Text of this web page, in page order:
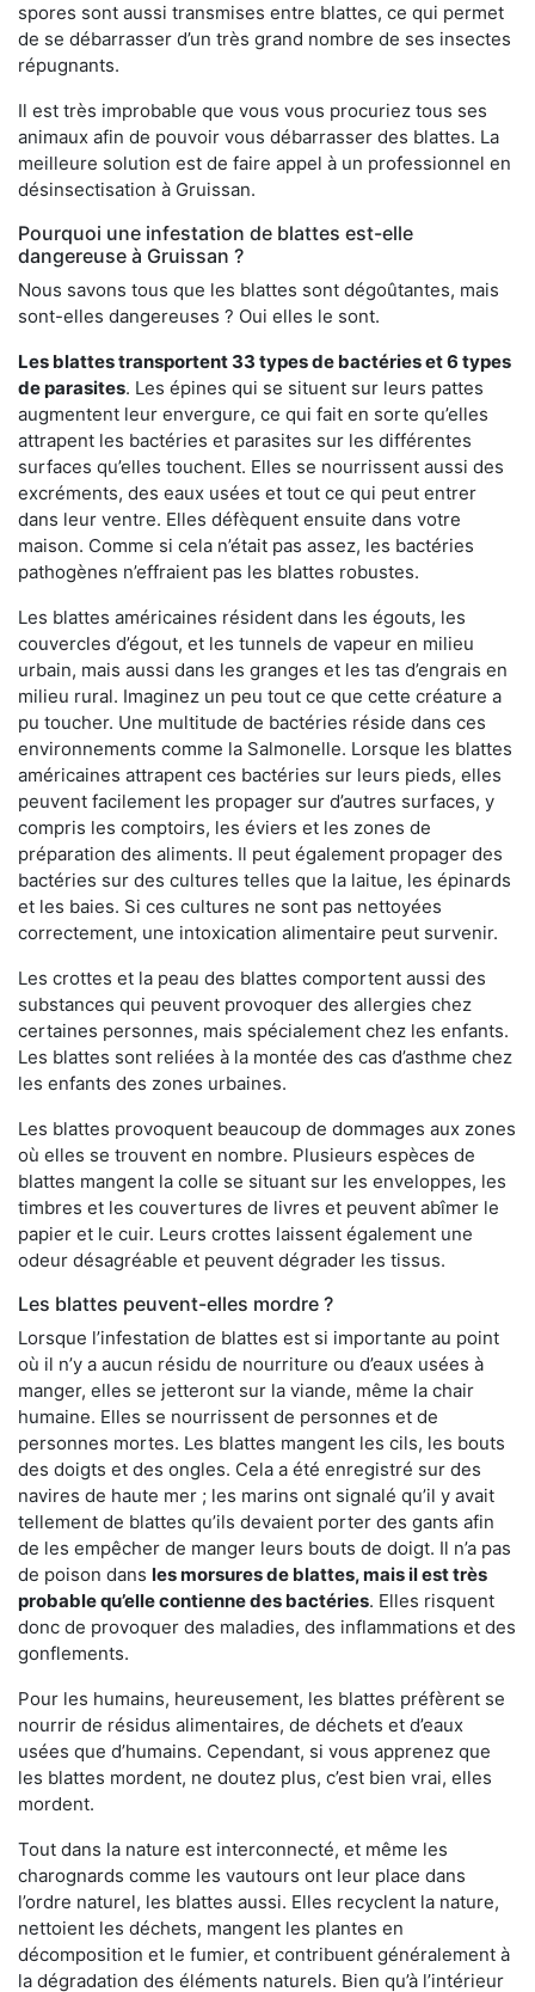
spores sont aussi transmises entre blattes, ce qui permet
de se débarrasser d’un très grand nombre de ses insectes
répugnants.
Il est très improbable que vous vous procuriez tous ses
animaux afin de pouvoir vous débarrasser des blattes. La
meilleure solution est de faire appel à un professionnel en
désinsectisation à Gruissan.
Pourquoi une infestation de blattes est-elle
dangereuse à Gruissan ?
Nous savons tous que les blattes sont dégoûtantes, mais
sont-elles dangereuses ? Oui elles le sont.
Les blattes transportent 33 types de bactéries et 6 types
de parasites. Les épines qui se situent sur leurs pattes
augmentent leur envergure, ce qui fait en sorte qu’elles
attrapent les bactéries et parasites sur les différentes
surfaces qu’elles touchent. Elles se nourrissent aussi des
excréments, des eaux usées et tout ce qui peut entrer
dans leur ventre. Elles défèquent ensuite dans votre
maison. Comme si cela n’était pas assez, les bactéries
pathogènes n’effraient pas les blattes robustes.
Les blattes américaines résident dans les égouts, les
couvercles d’égout, et les tunnels de vapeur en milieu
urbain, mais aussi dans les granges et les tas d’engrais en
milieu rural. Imaginez un peu tout ce que cette créature a
pu toucher. Une multitude de bactéries réside dans ces
environnements comme la Salmonelle. Lorsque les blattes
américaines attrapent ces bactéries sur leurs pieds, elles
peuvent facilement les propager sur d’autres surfaces, y
compris les comptoirs, les éviers et les zones de
préparation des aliments. Il peut également propager des
bactéries sur des cultures telles que la laitue, les épinards
et les baies. Si ces cultures ne sont pas nettoyées
correctement, une intoxication alimentaire peut survenir.
Les crottes et la peau des blattes comportent aussi des
substances qui peuvent provoquer des allergies chez
certaines personnes, mais spécialement chez les enfants.
Les blattes sont reliées à la montée des cas d’asthme chez
les enfants des zones urbaines.
Les blattes provoquent beaucoup de dommages aux zones
où elles se trouvent en nombre. Plusieurs espèces de
blattes mangent la colle se situant sur les enveloppes, les
timbres et les couvertures de livres et peuvent abîmer le
papier et le cuir. Leurs crottes laissent également une
odeur désagréable et peuvent dégrader les tissus.
Les blattes peuvent-elles mordre ?
Lorsque l’infestation de blattes est si importante au point
où il n’y a aucun résidu de nourriture ou d’eaux usées à
manger, elles se jetteront sur la viande, même la chair
humaine. Elles se nourrissent de personnes et de
personnes mortes. Les blattes mangent les cils, les bouts
des doigts et des ongles. Cela a été enregistré sur des
navires de haute mer ; les marins ont signalé qu’il y avait
tellement de blattes qu’ils devaient porter des gants afin
de les empêcher de manger leurs bouts de doigt. Il n’a pas
de poison dans les morsures de blattes, mais il est très
probable qu’elle contienne des bactéries. Elles risquent
donc de provoquer des maladies, des inflammations et des
gonflements.
Pour les humains, heureusement, les blattes préfèrent se
nourrir de résidus alimentaires, de déchets et d’eaux
usées que d’humains. Cependant, si vous apprenez que
les blattes mordent, ne doutez plus, c’est bien vrai, elles
mordent.
Tout dans la nature est interconnecté, et même les
charognards comme les vautours ont leur place dans
l’ordre naturel, les blattes aussi. Elles recyclent la nature,
nettoient les déchets, mangent les plantes en
décomposition et le fumier, et contribuent généralement à
la dégradation des éléments naturels. Bien qu’à l’intérieur